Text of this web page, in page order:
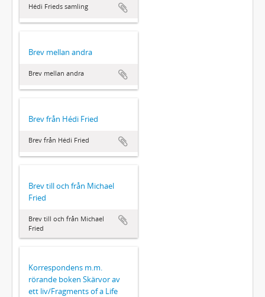
Hédi Frieds samling
Brev mellan andra
Brev mellan andra
Brev från Hédi Fried
Brev från Hédi Fried
Brev till och från Michael
Fried
Brev till och från Michael
Fried
Korrespondens m.m.
rörande boken Skärvor av
ett liv/Fragments of a Life